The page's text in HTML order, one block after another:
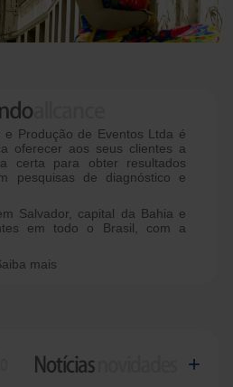
e Produção de Eventos Ltda é
oferecer aos seus clientes a
certa para obter resultados
pesquisas de diagnóstico e
Salvador, capital da Bahia e
em todo o Brasil, com a
mais
+